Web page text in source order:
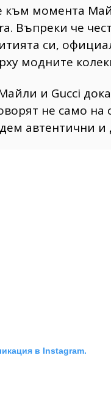
към момента
Въпреки че
си,
модните
и Gucci
не само
автентични
в Instagram.